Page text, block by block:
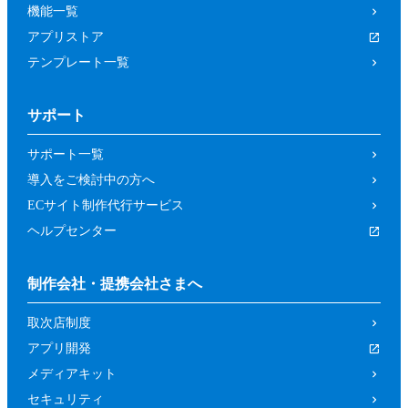
機能一覧
アプリストア
テンプレート一覧
サポート
サポート一覧
導入をご検討中の方へ
ECサイト制作代行サービス
ヘルプセンター
制作会社・提携会社さまへ
取次店制度
アプリ開発
メディアキット
セキュリティ